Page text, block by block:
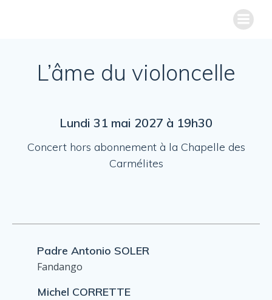
L’âme du violoncelle
Lundi 31 mai 2027 à 19h30
Concert hors abonnement à la Chapelle des
Carmélites
Padre Antonio SOLER
Fandango
Michel CORRETTE